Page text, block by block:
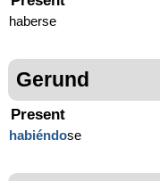
haberse
Gerund
Present
habiéndose